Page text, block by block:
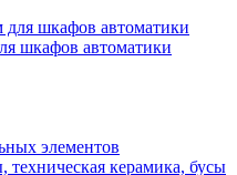
шкафов автоматики
элементов